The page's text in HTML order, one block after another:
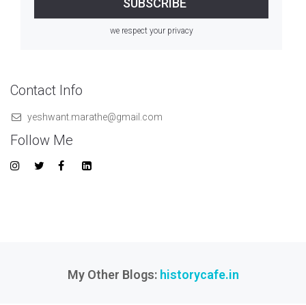
we respect your privacy
Contact Info
yeshwant.marathe@gmail.com
Follow Me
My Other Blogs: historycafe.in